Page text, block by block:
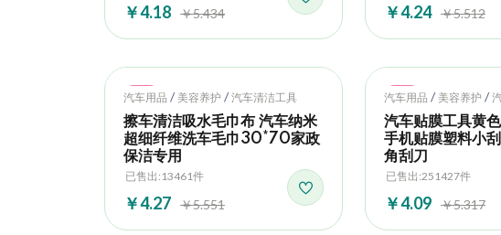
￥4.18 ￥5.434 ￥4.24 ￥5.512
Hot
汽车用品 / 美容养护 / 汽车清洁工具
擦车清洁吸水毛巾布 汽车纳米
超细纤维洗车毛巾30*70家政
保洁专用
已售出:13461件
￥4.27 ￥5.551
Hot
汽车用品 / 美容养护 /
汽车贴膜工具黄
手机贴膜塑料小
角刮刀
已售出:251427件
￥4.09 ￥5.317